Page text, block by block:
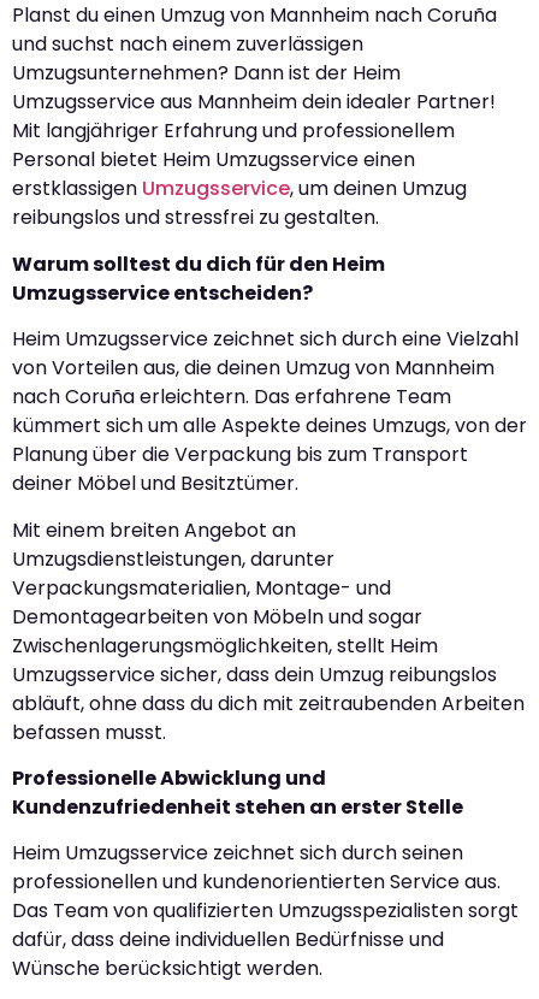
Planst du einen Umzug von Mannheim nach Coruña
und suchst nach einem zuverlässigen
Umzugsunternehmen? Dann ist der Heim
Umzugsservice aus Mannheim dein idealer Partner!
Mit langjähriger Erfahrung und professionellem
Personal bietet Heim Umzugsservice einen
erstklassigen Umzugsservice, um deinen Umzug
reibungslos und stressfrei zu gestalten.
Warum solltest du dich für den Heim
Umzugsservice entscheiden?
Heim Umzugsservice zeichnet sich durch eine Vielzahl
von Vorteilen aus, die deinen Umzug von Mannheim
nach Coruña erleichtern. Das erfahrene Team
kümmert sich um alle Aspekte deines Umzugs, von der
Planung über die Verpackung bis zum Transport
deiner Möbel und Besitztümer.
Mit einem breiten Angebot an
Umzugsdienstleistungen, darunter
Verpackungsmaterialien, Montage- und
Demontagearbeiten von Möbeln und sogar
Zwischenlagerungsmöglichkeiten, stellt Heim
Umzugsservice sicher, dass dein Umzug reibungslos
abläuft, ohne dass du dich mit zeitraubenden Arbeiten
befassen musst.
Professionelle Abwicklung und
Kundenzufriedenheit stehen an erster Stelle
Heim Umzugsservice zeichnet sich durch seinen
professionellen und kundenorientierten Service aus.
Das Team von qualifizierten Umzugsspezialisten sorgt
dafür, dass deine individuellen Bedürfnisse und
Wünsche berücksichtigt werden.